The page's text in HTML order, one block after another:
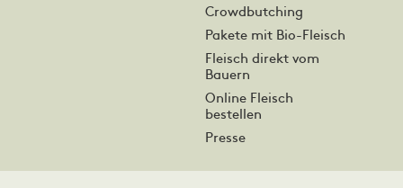
Crowdbutching
Pakete mit Bio-Fleisch
Fleisch direkt vom
Bauern
Online Fleisch
bestellen
Presse